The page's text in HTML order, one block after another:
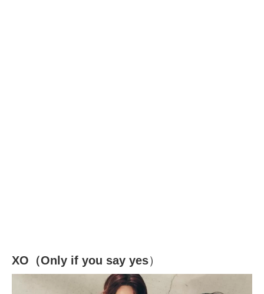
XO（Only if you say yes）